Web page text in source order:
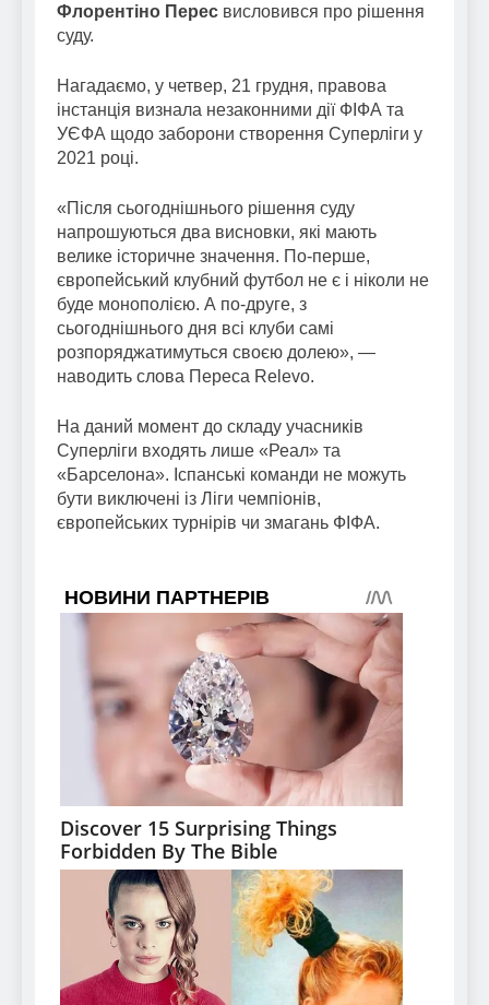
Флорентіно Перес висловився про рішення
суду.
Нагадаємо, у четвер, 21 грудня, правова
інстанція визнала незаконними дії ФІФА та
УЄФА щодо заборони створення Суперліги у
2021 році.
«Після сьогоднішнього рішення суду
напрошуються два висновки, які мають
велике історичне значення. По-перше,
європейський клубний футбол не є і ніколи не
буде монополією. А по-друге, з
сьогоднішнього дня всі клуби самі
розпоряджатимуться своєю долею», —
наводить слова Переса Relevo.
На даний момент до складу учасників
Суперліги входять лише «Реал» та
«Барселона». Іспанські команди не можуть
бути виключені із Ліги чемпіонів,
європейських турнірів чи змагань ФІФА.